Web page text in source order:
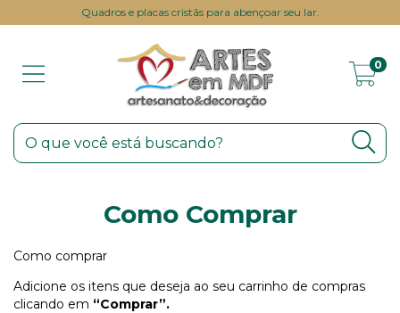
Quadros e placas cristãs para abençoar seu lar.
0
Como Comprar
Como comprar
Adicione os itens que deseja ao seu carrinho de compras
clicando em “Comprar”.